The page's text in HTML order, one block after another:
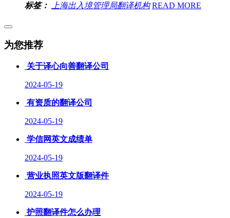
标签： 上海出入境管理局翻译机构 READ MORE
为您推荐
关于译心向善翻译公司
2024-05-19
有资质的翻译公司
2024-05-19
学信网英文成绩单
2024-05-19
营业执照英文版翻译件
2024-05-19
护照翻译件怎么办理